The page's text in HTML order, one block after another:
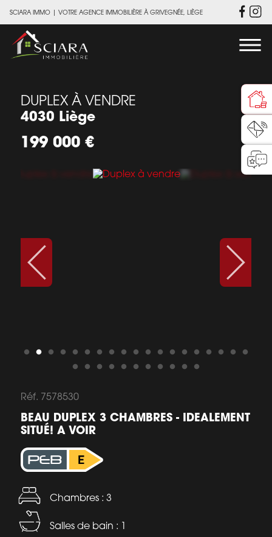
SCIARA IMMO | VOTRE AGENCE IMMOBILIÈRE À GRIVEGNÉE, LIÈGE
DUPLEX À VENDRE
4030 Liège
199 000 €
Réf. 7578530
BEAU DUPLEX 3 CHAMBRES - IDEALEMENT
SITUÉ! A VOIR
Chambres : 3
Salles de bain : 1